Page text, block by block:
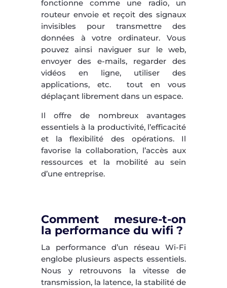
fonctionne comme une radio, un
routeur envoie et reçoit des signaux
invisibles pour transmettre des
données à votre ordinateur. Vous
pouvez ainsi naviguer sur le web,
envoyer des e-mails, regarder des
vidéos en ligne, utiliser des
applications, etc. tout en vous
déplaçant librement dans un espace.
Il offre de nombreux avantages
essentiels à la productivité, l’efficacité
et la flexibilité des opérations. Il
favorise la collaboration, l’accès aux
ressources et la mobilité au sein
d’une entreprise.
Comment mesure-t-on
la performance du wifi ?
La performance d’un réseau Wi-Fi
englobe plusieurs aspects essentiels.
Nous y retrouvons la vitesse de
transmission, la latence, la stabilité de